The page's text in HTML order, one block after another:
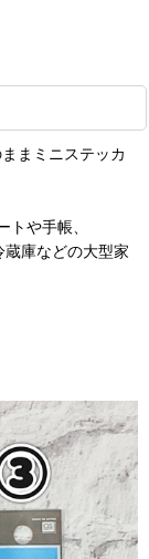
まミニステッカ
や手帳、
庫などの大型家